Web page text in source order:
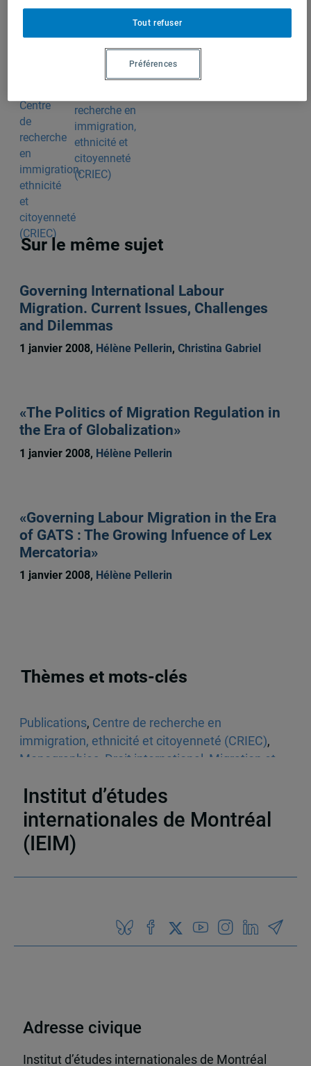
Produit par
recherche en
immigration,
ethnicité et
citoyenneté
(CRIEC)
Sur le même sujet
Governing International Labour
Migration. Current Issues, Challenges
and Dilemmas
1 janvier 2008, Hélène Pellerin, Christina Gabriel
«The Politics of Migration Regulation in
the Era of Globalization»
1 janvier 2008, Hélène Pellerin
«Governing Labour Migration in the Era
of GATS : The Growing Infuence of Lex
Mercatoria»
1 janvier 2008, Hélène Pellerin
Thèmes et mots-clés
Publications, Centre de recherche en
immigration, ethnicité et citoyenneté (CRIEC),
Monographies Droit international Migration et
Institut d’études
internationales de Montréal
(IEIM)
Adresse civique
Institut d’études internationales de Montréal
Tout refuser
Préférences